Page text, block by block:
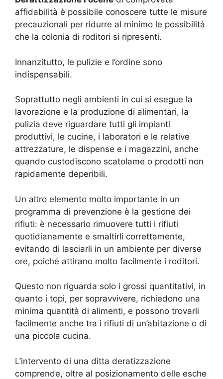
affidabilità è possibile conoscere tutte le misure
precauzionali per ridurre al minimo le possibilità
che la colonia di roditori si ripresenti.
Innanzitutto, le pulizie e l’ordine sono
indispensabili.
Soprattutto negli ambienti in cui si esegue la
lavorazione e la produzione di alimentari, la
pulizia deve riguardare tutti gli impianti
produttivi, le cucine, i laboratori e le relative
attrezzature, le dispense e i magazzini, anche
quando custodiscono scatolame o prodotti non
rapidamente deperibili.
Un altro elemento molto importante in un
programma di prevenzione è la gestione dei
rifiuti: è necessario rimuovere tutti i rifiuti
quotidianamente e smaltirli correttamente,
evitando di lasciarli in un ambiente per diverse
ore, poiché attirano molto facilmente i roditori.
Questo non riguarda solo i grossi quantitativi, in
quanto i topi, per sopravvivere, richiedono una
minima quantità di alimenti, e possono trovarli
facilmente anche tra i rifiuti di un’abitazione o di
una piccola cucina.
L’intervento di una ditta deratizzazione
comprende, oltre al posizionamento delle esche